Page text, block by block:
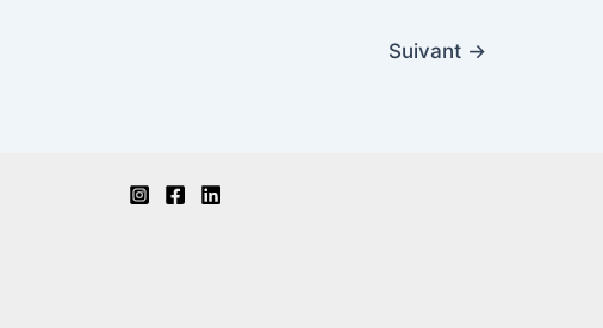
Suivant →